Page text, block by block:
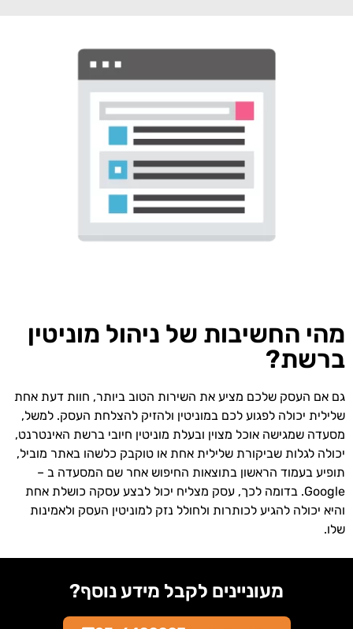
מהי החשיבות של ניהול מוניטין
ברשת?
גם אם העסק שלכם מציע את השירות הטוב ביותר, חוות דעת אחת
שלילית יכולה לפגוע לכם במוניטין ולהזיק להצלחת העסק. למשל,
מסעדה שמגישה אוכל מצוין ובעלת מוניטין חיובי ברשת האינטרנט,
יכולה לגלות שביקורת שלילית אחת או טוקבק כלשהו באתר מוביל,
תופיע בעמוד הראשון בתוצאות החיפוש אחר שם המסעדה ב –
Google. בדומה לכך, עסק מצליח יכול לבצע עסקה כושלת אחת
והיא יכולה להגיע לכותרות ולחולל נזק למוניטין העסק ולאמינות
שלו.
מעוניינים לקבל מידע נוסף?